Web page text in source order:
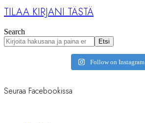
TILAA KIRJANI TÄSTÄ
Search
Etsi
Follow on Instagram
Seuraa Facebookissa